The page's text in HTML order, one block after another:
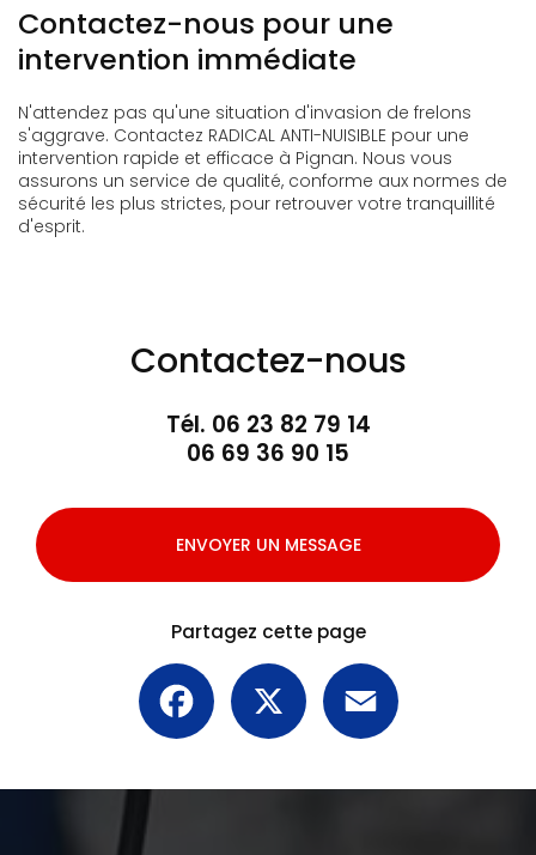
Contactez-nous pour une
intervention immédiate
N'attendez pas qu'une situation d'invasion de frelons
s'aggrave. Contactez RADICAL ANTI-NUISIBLE pour une
intervention rapide et efficace à Pignan. Nous vous
assurons un service de qualité, conforme aux normes de
sécurité les plus strictes, pour retrouver votre tranquillité
d'esprit.
Contactez-nous
Tél. 06 23 82 79 14
06 69 36 90 15
ENVOYER UN MESSAGE
Partagez cette page
Facebook